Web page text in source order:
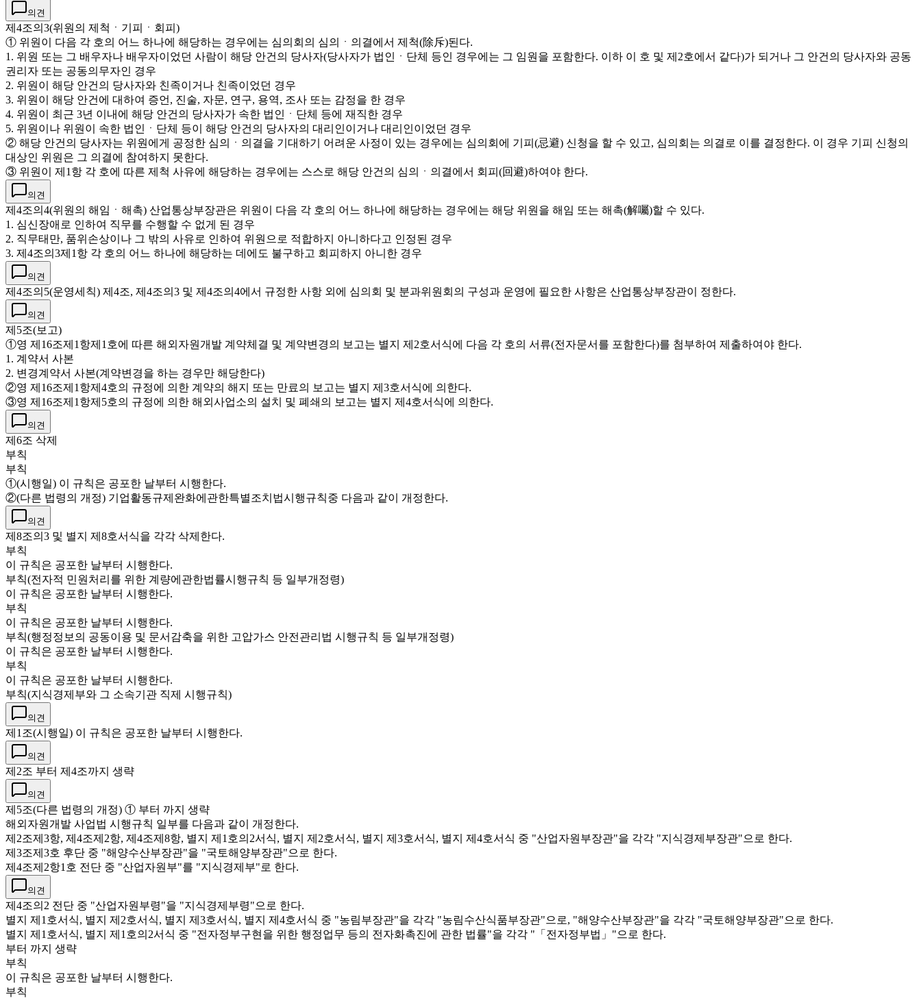
의견
제4조의3(위원의 제척ㆍ기피ㆍ회피)
① 위원이 다음 각 호의 어느 하나에 해당하는 경우에는 심의회의 심의ㆍ의결에서 제척(除斥)된다.
1. 위원 또는 그 배우자나 배우자이었던 사람이 해당 안건의 당사자(당사자가 법인ㆍ단체 등인 경우에는 그 임원을 포함한다. 이하 이 호 및 제2호에서 같다)가 되거나 그 안건의 당사자와 공동
권리자 또는 공동의무자인 경우
2. 위원이 해당 안건의 당사자와 친족이거나 친족이었던 경우
3. 위원이 해당 안건에 대하여 증언, 진술, 자문, 연구, 용역, 조사 또는 감정을 한 경우
4. 위원이 최근 3년 이내에 해당 안건의 당사자가 속한 법인ㆍ단체 등에 재직한 경우
5. 위원이나 위원이 속한 법인ㆍ단체 등이 해당 안건의 당사자의 대리인이거나 대리인이었던 경우
② 해당 안건의 당사자는 위원에게 공정한 심의ㆍ의결을 기대하기 어려운 사정이 있는 경우에는 심의회에 기피(忌避) 신청을 할 수 있고, 심의회는 의결로 이를 결정한다. 이 경우 기피 신청의
대상인 위원은 그 의결에 참여하지 못한다.
③ 위원이 제1항 각 호에 따른 제척 사유에 해당하는 경우에는 스스로 해당 안건의 심의ㆍ의결에서 회피(回避)하여야 한다.
의견
제4조의4(위원의 해임ㆍ해촉) 산업통상부장관은 위원이 다음 각 호의 어느 하나에 해당하는 경우에는 해당 위원을 해임 또는 해촉(解囑)할 수 있다.
1. 심신장애로 인하여 직무를 수행할 수 없게 된 경우
2. 직무태만, 품위손상이나 그 밖의 사유로 인하여 위원으로 적합하지 아니하다고 인정된 경우
3. 제4조의3제1항 각 호의 어느 하나에 해당하는 데에도 불구하고 회피하지 아니한 경우
의견
제4조의5(운영세칙) 제4조, 제4조의3 및 제4조의4에서 규정한 사항 외에 심의회 및 분과위원회의 구성과 운영에 필요한 사항은 산업통상부장관이 정한다.
의견
제5조(보고)
①영 제16조제1항제1호에 따른 해외자원개발 계약체결 및 계약변경의 보고는 별지 제2호서식에 다음 각 호의 서류(전자문서를 포함한다)를 첨부하여 제출하여야 한다.
1. 계약서 사본
2. 변경계약서 사본(계약변경을 하는 경우만 해당한다)
②영 제16조제1항제4호의 규정에 의한 계약의 해지 또는 만료의 보고는 별지 제3호서식에 의한다.
③영 제16조제1항제5호의 규정에 의한 해외사업소의 설치 및 폐쇄의 보고는 별지 제4호서식에 의한다.
의견
제6조 삭제
부칙
부칙
①(시행일) 이 규칙은 공포한 날부터 시행한다.
②(다른 법령의 개정) 기업활동규제완화에관한특별조치법시행규칙중 다음과 같이 개정한다.
의견
제8조의3 및 별지 제8호서식을 각각 삭제한다.
부칙
이 규칙은 공포한 날부터 시행한다.
부칙(전자적 민원처리를 위한 계량에관한법률시행규칙 등 일부개정령)
이 규칙은 공포한 날부터 시행한다.
부칙
이 규칙은 공포한 날부터 시행한다.
부칙(행정정보의 공동이용 및 문서감축을 위한 고압가스 안전관리법 시행규칙 등 일부개정령)
이 규칙은 공포한 날부터 시행한다.
부칙
이 규칙은 공포한 날부터 시행한다.
부칙(지식경제부와 그 소속기관 직제 시행규칙)
의견
제1조(시행일) 이 규칙은 공포한 날부터 시행한다.
의견
제2조 부터 제4조까지 생략
의견
제5조(다른 법령의 개정) ① 부터 까지 생략
해외자원개발 사업법 시행규칙 일부를 다음과 같이 개정한다.
제2조제3항, 제4조제2항, 제4조제8항, 별지 제1호의2서식, 별지 제2호서식, 별지 제3호서식, 별지 제4호서식 중 "산업자원부장관"을 각각 "지식경제부장관"으로 한다.
제3조제3호 후단 중 "해양수산부장관"을 "국토해양부장관"으로 한다.
제4조제2항1호 전단 중 "산업자원부"를 "지식경제부"로 한다.
의견
제4조의2 전단 중 "산업자원부령"을 "지식경제부령"으로 한다.
별지 제1호서식, 별지 제2호서식, 별지 제3호서식, 별지 제4호서식 중 "농림부장관"을 각각 "농림수산식품부장관"으로, "해양수산부장관"을 각각 "국토해양부장관"으로 한다.
별지 제1호서식, 별지 제1호의2서식 중 "전자정부구현을 위한 행정업무 등의 전자화촉진에 관한 법률"을 각각 "「전자정부법」"으로 한다.
부터 까지 생략
부칙
이 규칙은 공포한 날부터 시행한다.
부칙